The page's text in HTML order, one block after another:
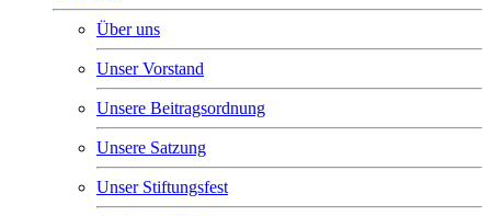
Über uns
Unser Vorstand
Unsere Beitragsordnung
Unsere Satzung
Unser Stiftungsfest